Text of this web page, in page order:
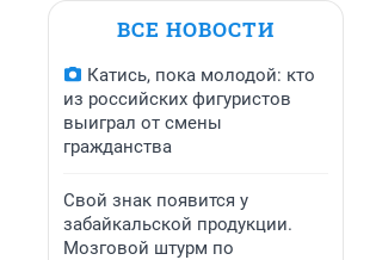
ВСЕ НОВОСТИ
Катись, пока молодой: кто
из российских фигуристов
выиграл от смены
гражданства
Свой знак появится у
забайкальской продукции.
Мозговой штурм по